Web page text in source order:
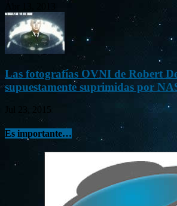
Abr 13, 2013
Las fotografías OVNI de Robert
supuestamente suprimidas por
Es importante…